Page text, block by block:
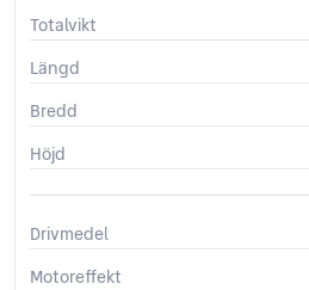
Trötthetsvarnare
USB-uttag
Yttertemperaturmätare
Totalvikt
Längd
Bredd
Höjd
Drivmedel
Motoreffekt